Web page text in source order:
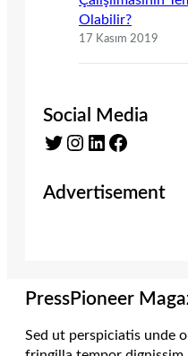
Olabilir?
17 Kasım 2019
Social Media
Twitter Instagram LinkedIn Facebook
Advertisement
PressPioneer
Sed ut perspiciatis unde